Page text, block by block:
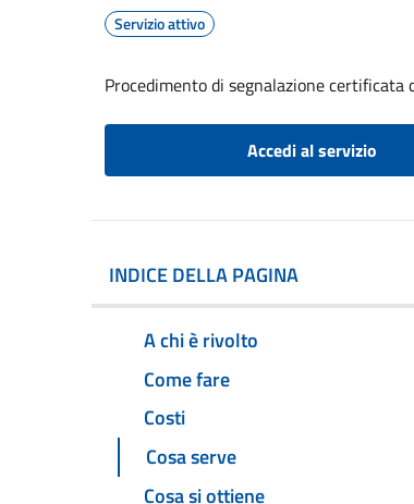
Servizio attivo
Procedimento di segnalazione
Accedi al servizio
INDICE DELLA PAGINA
A chi è rivolto
Come fare
Costi
Cosa serve
Cosa si ottiene